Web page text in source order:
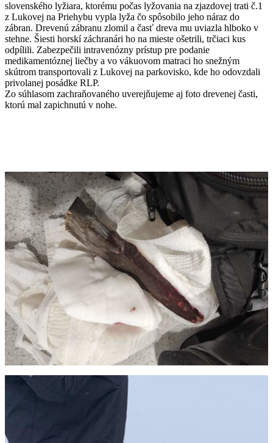
slovenského lyžiara, ktorému počas lyžovania na zjazdovej trati č.1
z Lukovej na Priehybu vypla lyža čo spôsobilo jeho náraz do
zábran. Drevenú zábranu zlomil a časť dreva mu uviazla hlboko v
stehne. Šiesti horskí záchranári ho na mieste ošetrili, trčiaci kus
odpílili. Zabezpečili intravenózny prístup pre podanie
medikamentóznej liečby a vo vákuovom matraci ho snežným
skútrom transportovali z Lukovej na parkovisko, kde ho odovzdali
privolanej posádke RLP.
Zo súhlasom zachraňovaného uverejňujeme aj foto drevenej časti,
ktorú mal zapichnutú v nohe.